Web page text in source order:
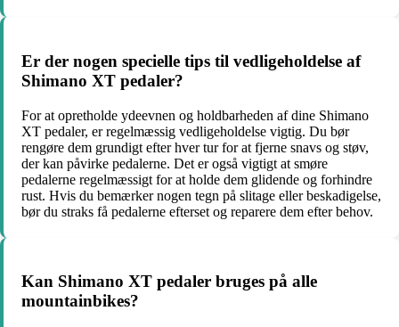
Er der nogen specielle tips til vedligeholdelse af
Shimano XT pedaler?
For at opretholde ydeevnen og holdbarheden af dine Shimano
XT pedaler, er regelmæssig vedligeholdelse vigtig. Du bør
rengøre dem grundigt efter hver tur for at fjerne snavs og støv,
der kan påvirke pedalerne. Det er også vigtigt at smøre
pedalerne regelmæssigt for at holde dem glidende og forhindre
rust. Hvis du bemærker nogen tegn på slitage eller beskadigelse,
bør du straks få pedalerne efterset og reparere dem efter behov.
Kan Shimano XT pedaler bruges på alle
mountainbikes?